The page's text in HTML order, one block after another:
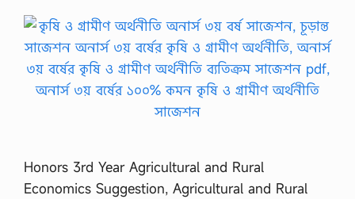
Honors 3rd Year Agricultural and Rural
Economics Suggestion, Agricultural and Rural